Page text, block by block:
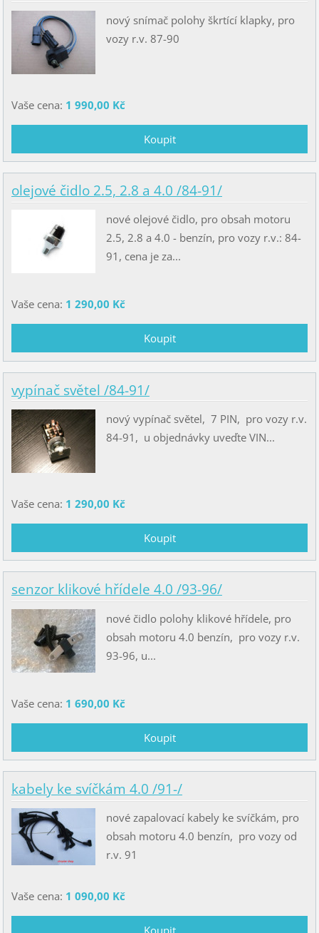
nový snímač polohy škrtící klapky, pro
vozy r.v. 87-90
Vaše cena: 1 990,00 Kč
olejové čidlo 2.5, 2.8 a 4.0 /84-91/
nové olejové čidlo, pro obsah motoru
2.5, 2.8 a 4.0 - benzín, pro vozy r.v.: 84-
91, cena je za...
Vaše cena: 1 290,00 Kč
vypínač světel /84-91/
nový vypínač světel, 7 PIN, pro vozy r.v.
84-91, u objednávky uveďte VIN...
Vaše cena: 1 290,00 Kč
senzor klikové hřídele 4.0 /93-96/
nové čidlo polohy klikové hřídele, pro
obsah motoru 4.0 benzín, pro vozy r.v.
93-96, u...
Vaše cena: 1 690,00 Kč
kabely ke svíčkám 4.0 /91-/
nové zapalovací kabely ke svíčkám, pro
obsah motoru 4.0 benzín, pro vozy od
r.v. 91
Vaše cena: 1 090,00 Kč